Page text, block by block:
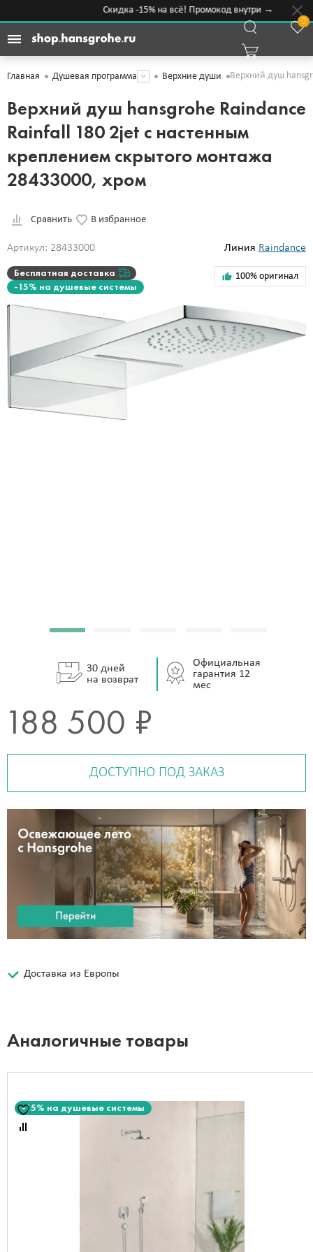
Скидка -15% на всё! Промокод внутри →
0
Главная Душевая программа Верхние души Верхний душ
Верхний душ hansgrohe Raindance
Rainfall 180 2jet с настенным
креплением скрытого монтажа
28433000, хром
Сравнить В избранное
Артикул: 28433000 Линия Raindance
Бесплатная доставка
-15% на душевые системы
100% оригинал
30 дней
на возврат
Официальная
гарантия 12
мес
188 500 ₽
ДОСТУПНО ПОД ЗАКАЗ
Доставка из Европы
Аналогичные товары
-15% на душевые системы